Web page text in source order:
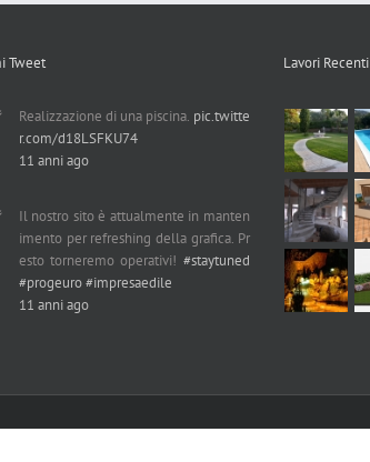
Tweet
Realizzazione di una piscina. pic.twitte
r.com/d18LSFKU74
11 anni ago
Il nostro sito è attualmente in manten
imento per refreshing della grafica. Pr
esto torneremo operativi! #staytuned
#progeuro#impresaedile
11 anni ago
Lavori Recenti